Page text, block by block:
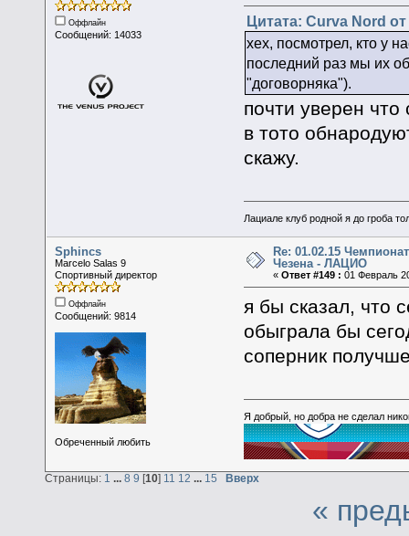
Оффлайн
Сообщений: 14033
Цитата: Curva Nord
хех, посмотрел, кто у
последний раз мы их
"договорняка").
почти уверен
в тото
скажу.
Лациале клуб родной я до гроба
Sphincs
Marcelo Salas 9
Спортивный директор
Оффлайн
Сообщений: 9814
Обреченный любить
Re: 01.02.15
Чезена - ЛАЦИО
«Ответ #149 : 01 Февраль
я бы сказал, что
обыграла бы
соперник
Я добрый, но добра не сделал
Страницы: 1 ... 8 9 [10] 11 12 ... 15 Вверх
«